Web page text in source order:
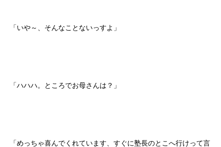
「いや～、そんなことないっすよ」
「ハハハ。ところでお母さんは？」
「めっちゃ喜んでくれています、すぐに塾長のとこへ行けって言